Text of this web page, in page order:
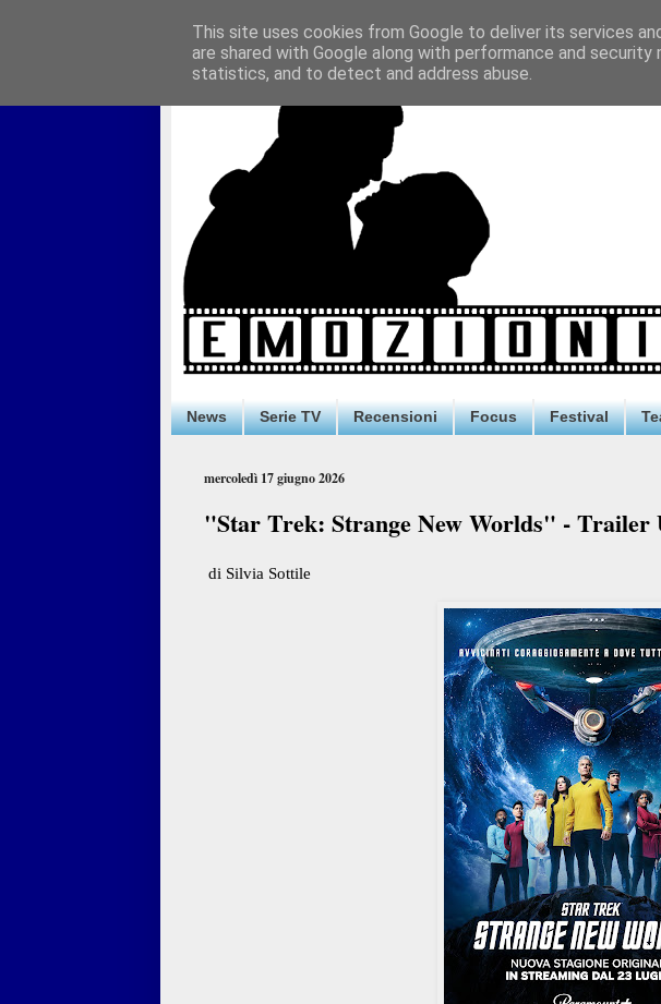
News Serie TV Recensioni Focus Festival
mercoledì 17 giugno 2026
"Star Trek: Strange New Worlds" - Trailer
di Silvia Sottile
This site uses cookies from Google to deliver its services
are shared with Google along with performance and
statistics, and to detect and address abuse.